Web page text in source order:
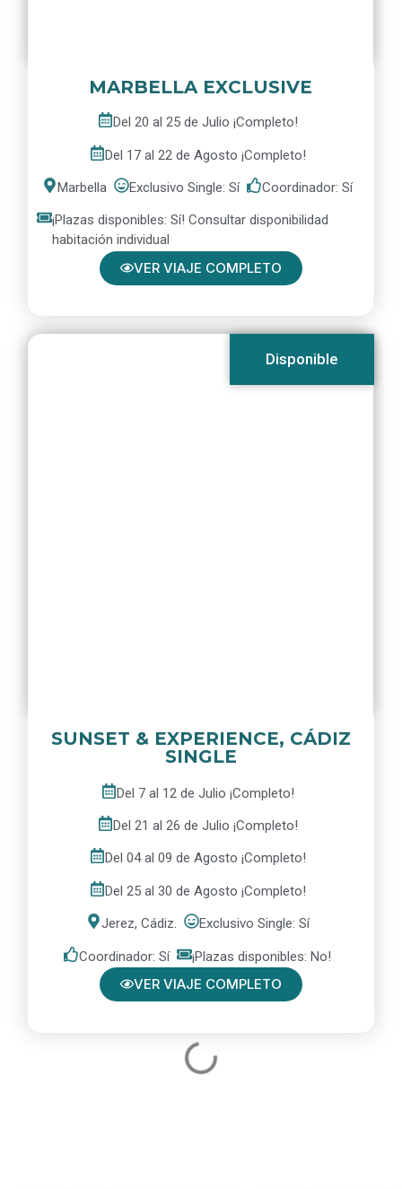
MARBELLA EXCLUSIVE
Del 20 al 25 de Julio ¡Completo!
Del 17 al 22 de Agosto ¡Completo!
Marbella Exclusivo Single: Sí Coordinador: Sí
¡Plazas disponibles: Sí! Consultar disponibilidad
habitación individual
VER VIAJE COMPLETO
Disponible
SUNSET & EXPERIENCE, CÁDIZ
SINGLE
Del 7 al 12 de Julio ¡Completo!
Del 21 al 26 de Julio ¡Completo!
Del 04 al 09 de Agosto ¡Completo!
Del 25 al 30 de Agosto ¡Completo!
Jerez, Cádiz. Exclusivo Single: Sí
Coordinador: Sí ¡Plazas disponibles: No!
VER VIAJE COMPLETO